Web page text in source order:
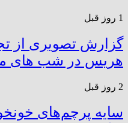
1 روز قبل
گزارش تصویری از
هریس در شب های
2 روز قبل
سایه پرچم‌های